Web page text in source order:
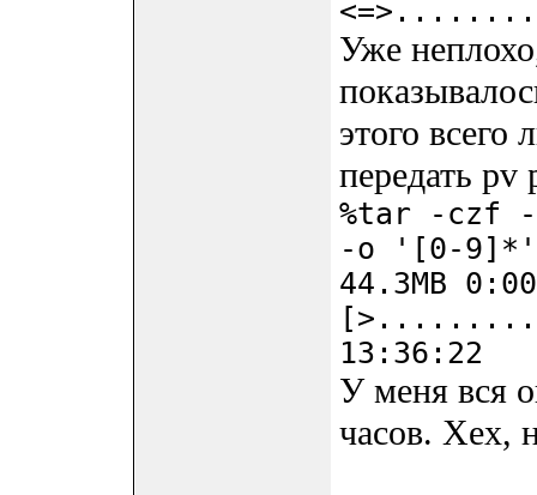
Уже
этого
передать pv
%tar -czf
-o '[0-
44.3MB
13:36:22
У меня вся
часов. Хех,